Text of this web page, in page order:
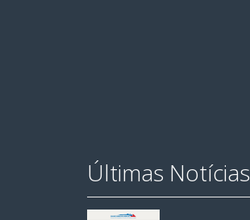
Últimas Notícias